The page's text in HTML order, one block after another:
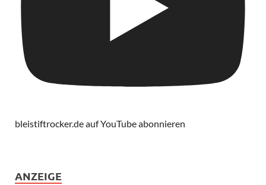
bleistiftrocker.de auf YouTube abonnieren
ANZEIGE